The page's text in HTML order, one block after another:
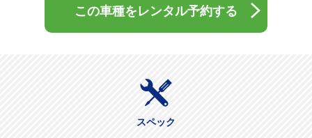
この車種をレンタル予約する
スペック